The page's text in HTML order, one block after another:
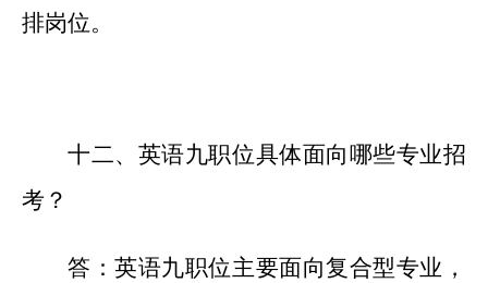
排岗位。
十二、英语九职位具体面向哪些专业招
考？
答：英语九职位主要面向复合型专业，